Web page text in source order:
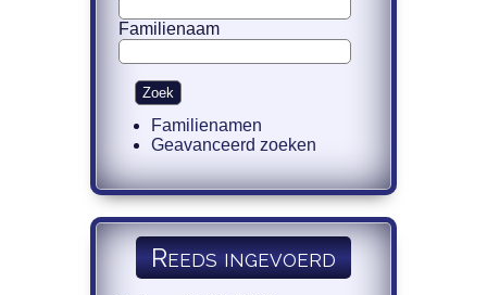
Familienaam
Familienamen
Geavanceerd zoeken
Reeds ingevoerd